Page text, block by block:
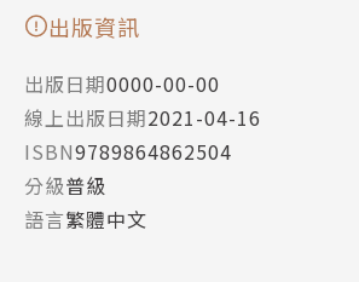
出版資訊
出版日期0000-00-00
線上出版日期2021-04-16
ISBN9789864862504
分級普級
語言繁體中文